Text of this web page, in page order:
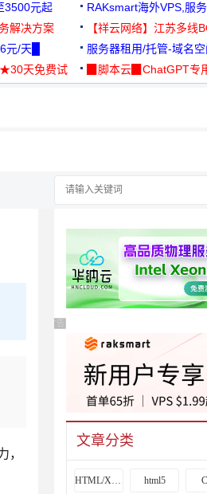
用★
3500元起
RAKsmart海外VPS,服
用★
解决方案
【祥云网络】江苏多线
元/天█
服务器租用/托管-域名
天免费试
▉脚本云▉ChatGPT专
，
广告 商业广告，理性选择
文章分类
HTML/Xhtml html5